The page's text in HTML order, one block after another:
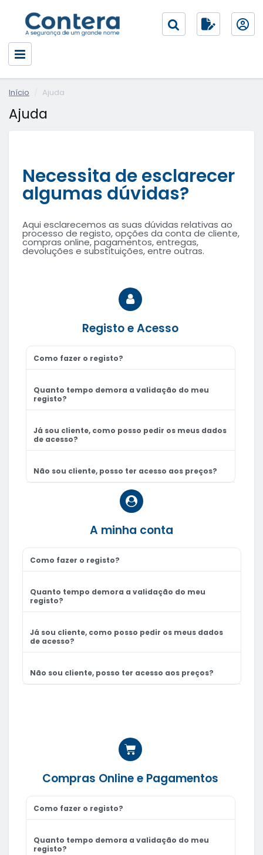
Início Ajuda
Ajuda
Necessita de esclarecer
algumas dúvidas?
Aqui esclarecemos as suas dúvidas relativas ao
processo de registo, opções da conta de cliente,
compras online, pagamentos, entregas,
devoluções e substituições, entre outras.
Registo e Acesso
Como fazer o registo?
Quanto tempo demora a validação do meu
registo?
Já sou cliente, como posso pedir os meus dados
de acesso?
Não sou cliente, posso ter acesso aos preços?
A minha conta
Como fazer o registo?
Quanto tempo demora a validação do meu
registo?
Já sou cliente, como posso pedir os meus dados
de acesso?
Não sou cliente, posso ter acesso aos preços?
Compras Online e Pagamentos
Como fazer o registo?
Quanto tempo demora a validação do meu
registo?